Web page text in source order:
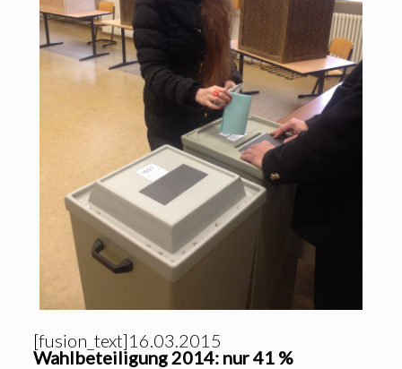
[fusion_text]16.03.2015
Wahlbeteiligung 2014: nur 41 %